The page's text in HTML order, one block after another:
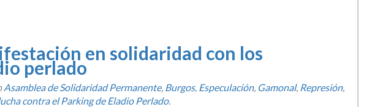
en solidaridad con los
perlado
Asamblea de Solidaridad Permanente, Burgos, Especulación, Gamonal, Represión,
contra el Parking de Eladio Perlado.